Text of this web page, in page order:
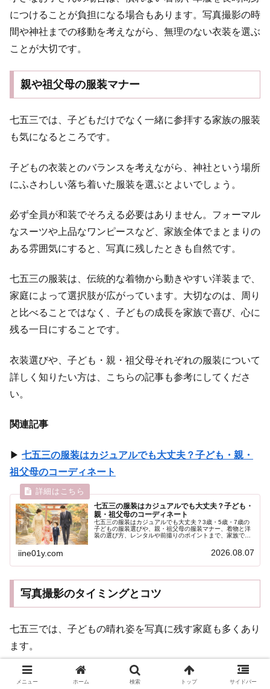
につけることが負担になる場合もあります。写真撮影の時
間や神社までの移動を考えながら、無理のない衣装を選ぶ
ことが大切です。
親や祖父母の服装マナー
七五三では、子どもだけでなく一緒に参拝する家族の服装
も気になるところです。
子どもの衣装とのバランスを考えながら、神社という場所
にふさわしい落ち着いた服装を選ぶとよいでしょう。
必ず全員が和装でそろえる必要はありません。フォーマル
なスーツや上品なワンピースなど、家族全体でまとまりの
ある雰囲気にすると、写真に残したときも自然です。
七五三の服装は、伝統的な着物から動きやすい洋装まで、
家庭によって選択肢が広がっています。大切なのは、周り
と比べることではなく、子どもの成長を家族で喜び、心に
残る一日にすることです。
衣装選びや、子ども・親・祖父母それぞれの服装について
詳しく知りたい方は、こちらの記事も参考にしてくださ
い。
関連記事
▶ 七五三の服装はカジュアルでも大丈夫？子ども・親・
祖父母のコーディネート
七五三の服装はカジュアルでも大丈夫？子ども・
親・祖父母のコーディネート
七五三の服装はカジュアルでも大丈夫？3歳・5歳・7歳の
子どもの服装選びや、親・祖父母の服装マナー、着物と洋
装の選び方、レンタルや前撮りのポイントまで、家族で迎
iine01y.com 2026.08.07
写真撮影のタイミングとコツ
七五三では、子どもの晴れ姿を写真に残す家庭も多くあり
ます。
撮影の方法には、
メニュー ホーム 検索 トップ サイドバー